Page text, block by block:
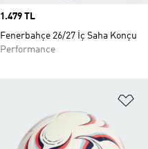
Price
1.479 TL
Fenerbahçe 26/27 İç Saha Konçu
Performance